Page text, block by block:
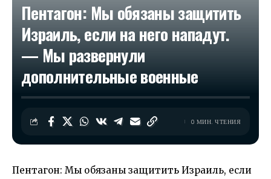
Пентагон: Мы обязаны защитить
Израиль, если на него нападут.
— Мы развернули
дополнительные военные
0 МИН. ЧТЕНИЯ
Пентагон: Мы обязаны защитить Израиль, если